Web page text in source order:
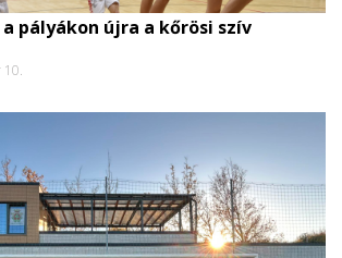
a pályákon újra a kőrösi szív
10.